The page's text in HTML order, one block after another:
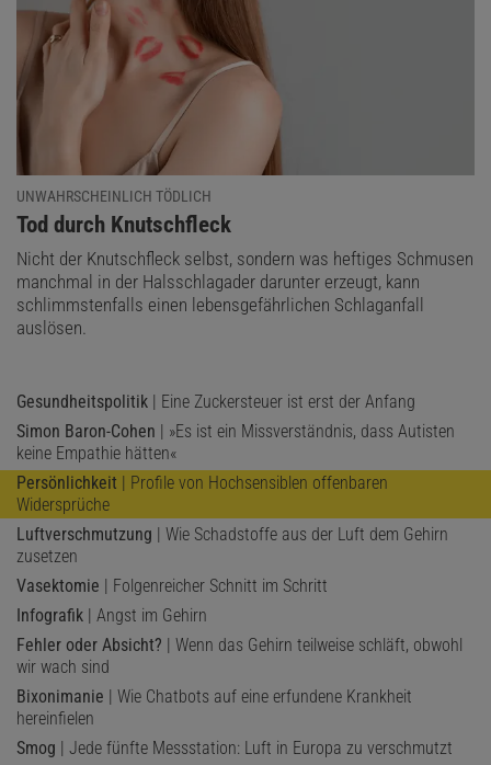
UNWAHRSCHEINLICH TÖDLICH
:
Tod durch Knutschfleck
Nicht der Knutschfleck selbst, sondern was heftiges Schmusen
manchmal in der Halsschlagader darunter erzeugt, kann
schlimmstenfalls einen lebensgefährlichen Schlaganfall
auslösen.
Gesundheitspolitik | Eine Zuckersteuer ist erst der Anfang
Simon Baron-Cohen | »Es ist ein Missverständnis, dass Autisten
keine Empathie hätten«
Persönlichkeit | Profile von Hochsensiblen offenbaren
Widersprüche
Luftverschmutzung | Wie Schadstoffe aus der Luft dem Gehirn
zusetzen
Vasektomie | Folgenreicher Schnitt im Schritt
Infografik | Angst im Gehirn
Fehler oder Absicht? | Wenn das Gehirn teilweise schläft, obwohl
wir wach sind
Bixonimanie | Wie Chatbots auf eine erfundene Krankheit
hereinfielen
Smog | Jede fünfte Messstation: Luft in Europa zu verschmutzt